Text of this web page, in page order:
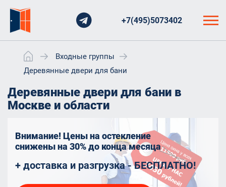
+7(495)5073402
Входные группы
Деревянные двери для бани
Деревянные двери для бани в
Москве и области
Внимание! Цены на остекление
снижены на 30%до конца месяца
+ доставка и разгрузка - БЕСПЛАТНО!